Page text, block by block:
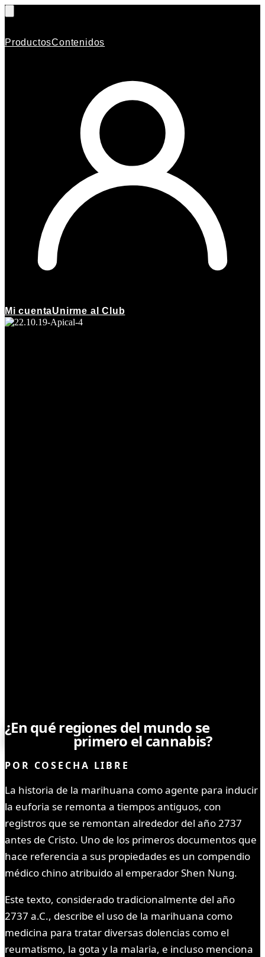
ProductosContenidos
Mi cuentaUnirme al Club
¿En qué regiones del mundo se
descubrió primero el cannabis?
POR COSECHA LIBRE
La historia de la marihuana como agente para inducir
la euforia se remonta a tiempos antiguos, con
registros que se remontan alrededor del año 2737
antes de Cristo. Uno de los primeros documentos que
hace referencia a sus propiedades es un compendio
médico chino atribuido al emperador Shen Nung.
Este texto, considerado tradicionalmente del año
2737 a.C., describe el uso de la marihuana como
medicina para tratar diversas dolencias como el
reumatismo, la gota y la malaria, e incluso menciona